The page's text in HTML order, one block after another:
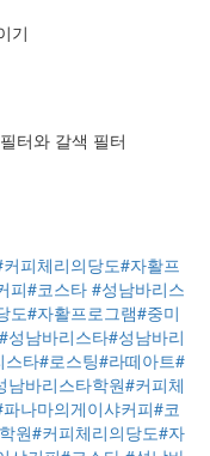
기
터와 갈색 필터
피체리의당도#자활프
피#코스타 #성남바리스
도#자활프로그램#중미
#성남바리스타#성남바리
타#로스팅#라떼아트#
남바리스타학원#커피체
나마의게이샤커피#코
원#커피체리의당도#자